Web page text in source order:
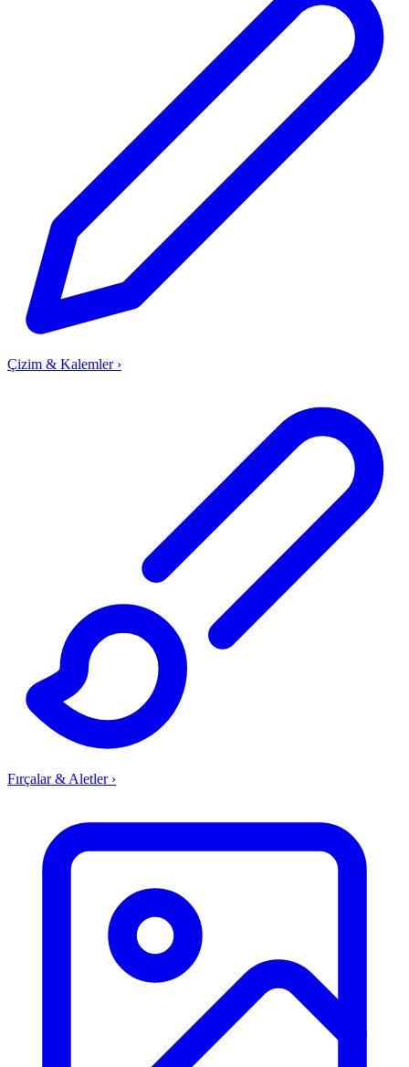
Çizim & Kalemler ›
Fırçalar & Aletler ›